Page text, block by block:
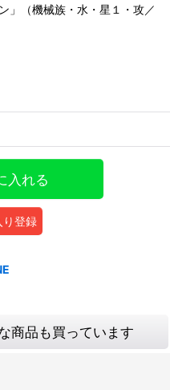
」（機械族・水・星１・攻／
入れる
り登録
商品も買っています